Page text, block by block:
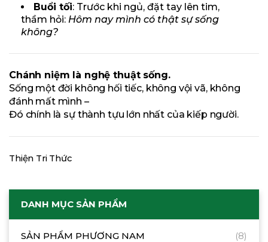
Buổi tối: Trước khi ngủ, đặt tay lên tim,
thầm hỏi: Hôm nay mình có thật sự sống
không?
Chánh niệm là nghệ thuật sống.
Sống một đời không hối tiếc, không vội vã, không
đánh mất mình –
Đó chính là sự thành tựu lớn nhất của kiếp người.
Thiện Tri Thức
DANH MỤC SẢN PHẨM
SẢN PHẨM PHƯƠNG NAM (8)